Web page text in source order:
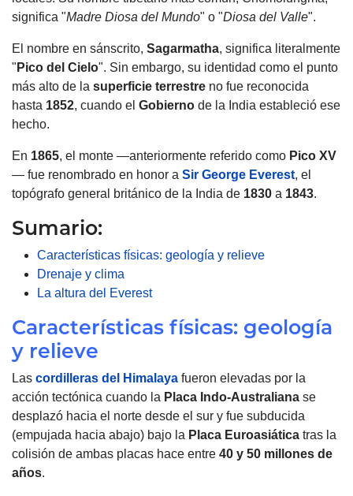
significa "Madre Diosa del Mundo" o "Diosa del Valle".
El nombre en sánscrito, Sagarmatha, significa literalmente
" Pico del Cielo". Sin embargo, su identidad como el punto
más alto de la superficie terrestre no fue reconocida
hasta 1852, cuando el Gobierno de la India estableció ese
hecho.
En 1865, el monte —anteriormente referido como Pico XV
— fue renombrado en honor a Sir George Everest, el
topógrafo general británico de la India de 1830 a 1843.
Sumario:
Características físicas: geología y relieve
Drenaje y clima
La altura del Everest
Características físicas: geología
y relieve
Las cordilleras del Himalaya fueron elevadas por la
acción tectónica cuando la Placa Indo-Australiana se
desplazó hacia el norte desde el sur y fue subducida
(empujada hacia abajo) bajo la Placa Euroasiática tras la
colisión de ambas placas hace entre 40 y 50 millones de
años.